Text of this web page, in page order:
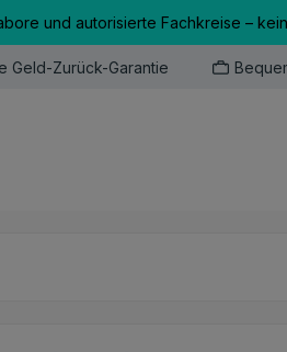
und autorisierte Fachkreise –
Geld-Zurück-Garantie